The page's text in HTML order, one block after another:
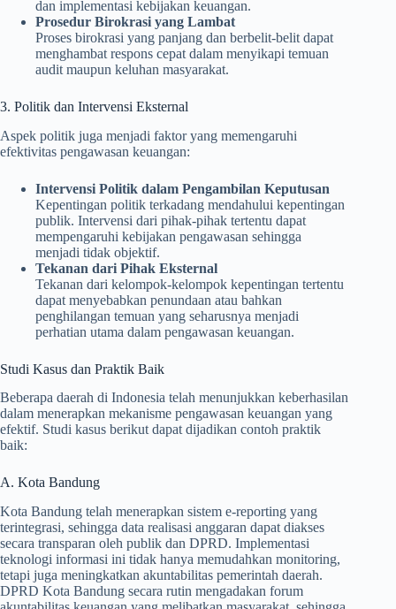
dan implementasi kebijakan keuangan.
Prosedur Birokrasi yang Lambat
Proses birokrasi yang panjang dan berbelit-belit dapat
menghambat respons cepat dalam menyikapi temuan
audit maupun keluhan masyarakat.
3. Politik dan Intervensi Eksternal
Aspek politik juga menjadi faktor yang memengaruhi
efektivitas pengawasan keuangan:
Intervensi Politik dalam Pengambilan Keputusan
Kepentingan politik terkadang mendahului kepentingan
publik. Intervensi dari pihak-pihak tertentu dapat
mempengaruhi kebijakan pengawasan sehingga
menjadi tidak objektif.
Tekanan dari Pihak Eksternal
Tekanan dari kelompok-kelompok kepentingan tertentu
dapat menyebabkan penundaan atau bahkan
penghilangan temuan yang seharusnya menjadi
perhatian utama dalam pengawasan keuangan.
Studi Kasus dan Praktik Baik
Beberapa daerah di Indonesia telah menunjukkan keberhasilan
dalam menerapkan mekanisme pengawasan keuangan yang
efektif. Studi kasus berikut dapat dijadikan contoh praktik
baik:
A. Kota Bandung
Kota Bandung telah menerapkan sistem e-reporting yang
terintegrasi, sehingga data realisasi anggaran dapat diakses
secara transparan oleh publik dan DPRD. Implementasi
teknologi informasi ini tidak hanya memudahkan monitoring,
tetapi juga meningkatkan akuntabilitas pemerintah daerah.
DPRD Kota Bandung secara rutin mengadakan forum